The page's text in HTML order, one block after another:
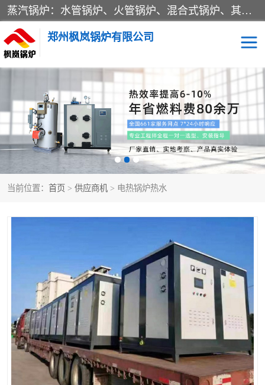
蒸汽锅炉：水管锅炉、火管锅炉、混合式锅炉、其他蒸汽锅炉； 热水锅炉：家用型集中供暖用热水锅炉、其他热水锅炉； 有机热载体锅炉； 船用蒸汽锅炉； （锅炉用辅助设备及装置）蒸汽冷凝器：表面冷凝器、混合式冷凝器、空冷式冷凝器、其他蒸汽冷凝器； 锅炉用辅助设备：节热器、蒸汽收集器、蓄能器、烟垢清除器、气体回收器、泥渣刮除器、空气预热器、其他锅炉用辅助设备；
郑州枫岚锅炉有限公司
当前位置： 首页 > 供应商机 > 电热锅炉热水